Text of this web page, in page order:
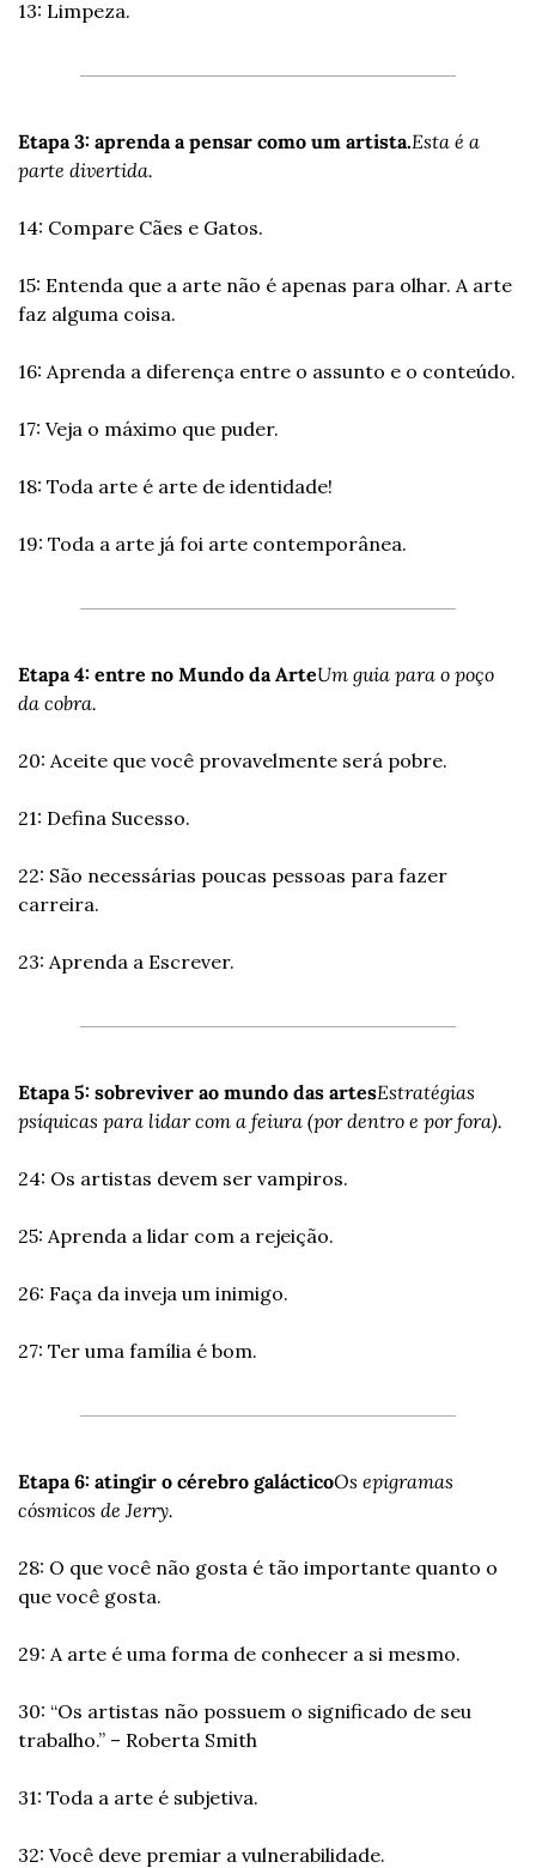
13: Limpeza.
Etapa 3: aprenda a pensar como um artista.Esta é a
parte divertida.
14: Compare Cães e Gatos.
15: Entenda que a arte não é apenas para olhar. A arte
faz alguma coisa.
16: Aprenda a diferença entre o assunto e o conteúdo.
17: Veja o máximo que puder.
18: Toda arte é arte de identidade!
19: Toda a arte já foi arte contemporânea.
Etapa 4: entre no Mundo da ArteUm guia para o poço
da cobra.
20: Aceite que você provavelmente será pobre.
21: Defina Sucesso.
22: São necessárias poucas pessoas para fazer
carreira.
23: Aprenda a Escrever.
Etapa 5: sobreviver ao mundo das artesEstratégias
psíquicas para lidar com a feiura (por dentro e por fora).
24: Os artistas devem ser vampiros.
25: Aprenda a lidar com a rejeição.
26: Faça da inveja um inimigo.
27: Ter uma família é bom.
Etapa 6: atingir o cérebro galácticoOs epigramas
cósmicos de Jerry.
28: O que você não gosta é tão importante quanto o
que você gosta.
29: A arte é uma forma de conhecer a si mesmo.
30: “Os artistas não possuem o significado de seu
trabalho.” – Roberta Smith
31: Toda a arte é subjetiva.
32: Você deve premiar a vulnerabilidade.